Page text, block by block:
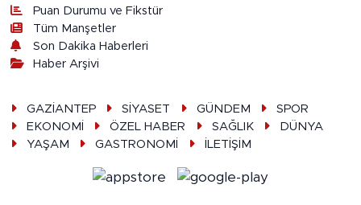
Puan Durumu ve Fikstür
Tüm Manşetler
Son Dakika Haberleri
Haber Arşivi
GAZİANTEP SİYASET GÜNDEM
SPOR
EKONOMİ
ÖZEL HABER SAĞLIK
DÜNYA
YAŞAM
GASTRONOMİ İLETİŞİM